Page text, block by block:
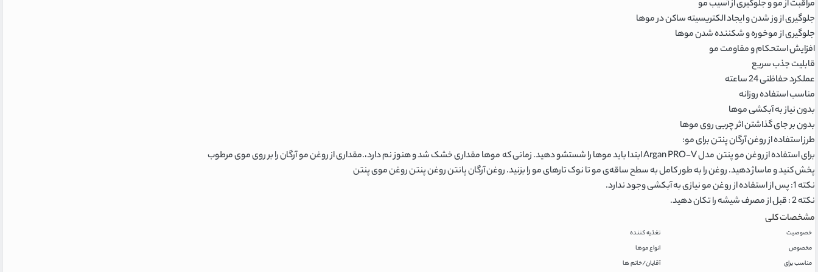
مراقبت از مو و جلوگیری از آسیب مو
جلوگیری از وز شدن و ایجاد الکتریسیته ساکن در موها
جلوگیری از موخوره و شکننده شدن موها
افزایش استحکام و مقاومت مو
قابلیت جذب سریع
عملکرد حفاظتی 24 ساعته
مناسب استفاده روزانه
بدون نیاز به آبکشی موها
بدون بر جای گذاشتن اثر چربی روی موها
طرز استفاده از روغن آرگان پنتن برای مو:
برای استفاده از روغن مو پنتن مدل Argan PRO-V ابتدا باید موها را شستشو دهید. زمانی که موها مقداری خشک شد و هنوز نم دارد،.مقداری از روغن مو آرگان را بر روی موی مرطوب
پخش کنید و ماساژ دهید. روغن را به طور کامل به سطح ساقه‌ی مو تا نوک تارهای مو را بزنید. روغن آرگان پانتن روغن پنتن روغن موی پنتن
نکته 1: پس از استفاده از روغن مو نیازی به آبکشی وجود ندارد.
نکته 2 : قبل از مصرف شیشه را تکان دهید.
مشخصات کلی
خصوصیت
تغذیه کننده
مخصوص
انواع موها
مناسب برای
آقایان/خانم ها